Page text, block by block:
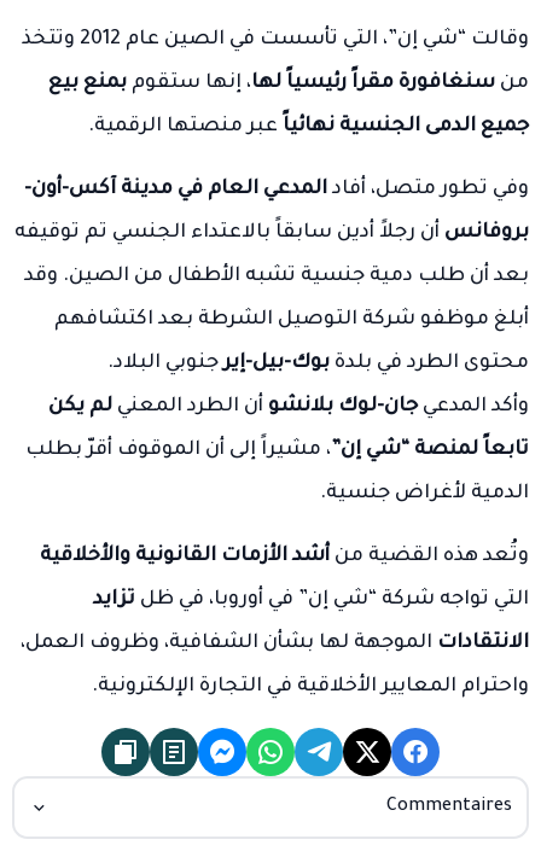
وقالت “شي إن”، التي تأسست في الصين عام 2012 وتتخذ
من سنغافورة مقراً رئيسياً لها، إنها ستقوم بمنع بيع
جميع الدمى الجنسية نهائياً عبر منصتها الرقمية.
وفي تطور متصل، أفاد المدعي العام في مدينة آكس-أون-
بروفانس أن رجلاً أدين سابقاً بالاعتداء الجنسي تم توقيفه
بعد أن طلب دمية جنسية تشبه الأطفال من الصين. وقد
أبلغ موظفو شركة التوصيل الشرطة بعد اكتشافهم
محتوى الطرد في بلدة بوك-بيل-إيرجنوبي البلاد.
وأكد المدعيجان-لوك بلانشو أن الطرد المعني لم يكن
تابعاً لمنصة “شي إن” ، مشيراً إلى أن الموقوف أقرّ بطلب
الدمية لأغراض جنسية.
وتُعد هذه القضية من أشد الأزمات القانونية والأخلاقية
التي تواجه شركة “شي إن” في أوروبا، في ظل تزايد
الانتقادات الموجهة لها بشأن الشفافية، وظروف العمل،
واحترام المعايير الأخلاقية في التجارة الإلكترونية.
Commentaires